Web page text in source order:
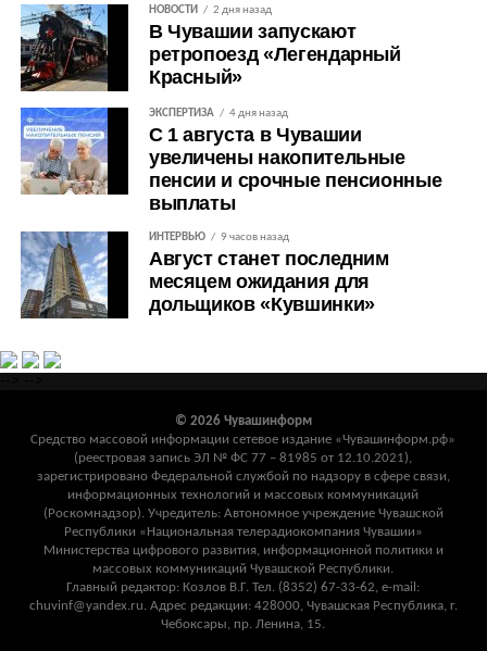
НОВОСТИ 2 дня назад
В Чувашии запускают
ретропоезд «Легендарный
Красный»
ЭКСПЕРТИЗА 4 дня назад
С 1 августа в Чувашии
увеличены накопительные
пенсии и срочные пенсионные
выплаты
ИНТЕРВЬЮ 9 часов назад
Август станет последним
месяцем ожидания для
дольщиков «Кувшинки»
© 2026 Чувашинформ
Средство массовой информации сетевое издание «Чувашинформ.рф»
(реестровая запись ЭЛ № ФС 77 – 81985 от 12.10.2021),
зарегистрировано Федеральной службой по надзору в сфере связи,
информационных технологий и массовых коммуникаций
(Роскомнадзор). Учредитель: Автономное учреждение Чувашской
Республики «Национальная телерадиокомпания Чувашии»
Министерства цифрового развития, информационной политики и
массовых коммуникаций Чувашской Республики.
Главный редактор: Козлов В.Г. Тел. (8352) 67-33-62, e-mail:
chuvinf@yandex.ru. Адрес редакции: 428000, Чувашская Республика, г.
Чебоксары, пр. Ленина, 15.